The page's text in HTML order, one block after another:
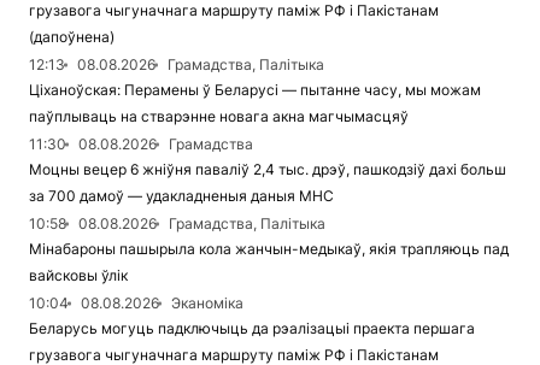
грузавога чыгуначнага маршруту паміж РФ і Пакістанам
(дапоўнена)
12:13
08.08.2026
Грамадства, Палітыка
Ціханоўская: Перамены ў Беларусі — пытанне часу, мы можам
паўплываць на стварэнне новага акна магчымасцяў
11:30
08.08.2026
Грамадства
Моцны вецер 6 жніўня паваліў 2,4 тыс. дрэў, пашкодзіў дахі больш
за 700 дамоў — удакладненыя даныя МНС
10:58
08.08.2026
Грамадства, Палітыка
Мінабароны пашырыла кола жанчын-медыкаў, якія трапляюць пад
вайсковы ўлік
10:04
08.08.2026
Эканоміка
Беларусь могуць падключыць да рэалізацыі праекта першага
грузавога чыгуначнага маршруту паміж РФ і Пакістанам